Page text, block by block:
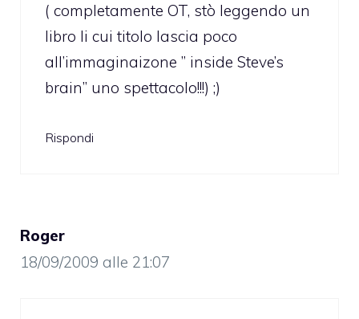
( completamente OT, stò leggendo un
libro li cui titolo lascia poco
all’immaginaizone ” inside Steve’s
brain” uno spettacolo!!!) ;)
Rispondi
Roger
18/09/2009 alle 21:07